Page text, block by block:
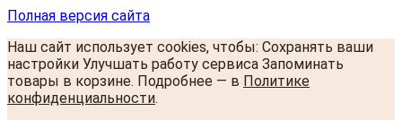
Полная версия сайта
Наш сайт использует cookies, чтобы: Сохранять ваши
настройки Улучшать работу сервиса Запоминать
товары в корзине. Подробнее — в Политике
конфиденциальности.